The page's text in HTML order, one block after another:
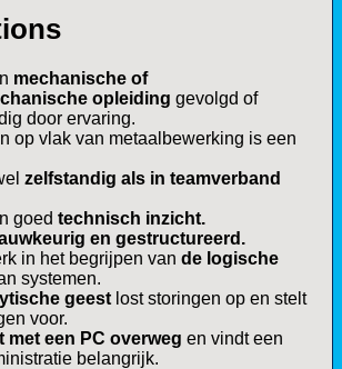
mechanische of
opleiding gevolgd of
door ervaring.
op vlak van metaalbewerking is een
zelfstandig als in teamverband
goedtechnisch inzicht.
en gestructureerd.
in het begrijpen vande logische
systemen.
geest lost storingen op en stelt
voor.
met een PC overweg en vindt een
belangrijk.